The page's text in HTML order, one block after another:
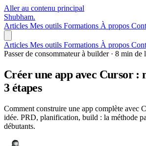
Aller au contenu principal
Shubham.
Articles Mes outils Formations À propos
Articles Mes outils Formations À propos
Passer de consommateur à builder · 8 min de
Créer une app avec Cursor :
3 étapes
Comment construire une app complète avec
idée. PRD, planification, build : la méthode
débutants.